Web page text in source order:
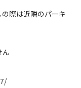
際は近隣のパーキ
ん